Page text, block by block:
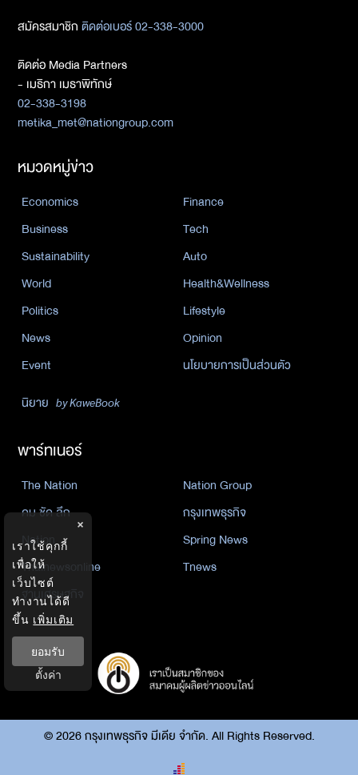
สมัครสมาชิกติดต่อเบอร์ 02-338-3000
ติดต่อ Media Partners
- เมธิกา เมธาพิทักษ์
02-338-3198
metika_met@nationgroup.com
หมวดหมู่ข่าว
Economics
Finance
Business
Tech
Sustainability
Auto
World
Health&Wellness
Politics
Lifestyle
News
Opinion
Event
นโยบายการเป็นส่วนตัว
นิยาย by KaweBook
พาร์ทเนอร์
The Nation
Nation Group
คม ชัด ลึก
กรุงเทพธุรกิจ
Nation
Spring News
Thainewsonline
Tnews
ฐานเศรษฐกิจ
©2026กรุงเทพธุรกิจ มีเดีย จำกัด. All Rights Reserved.
×
เราใช้คุกกี้
เพื่อให้
เว็บไซต์
ทำงานได้ดี
ขึ้น เพิ่มเติม
ยอมรับ
ตั้งค่า